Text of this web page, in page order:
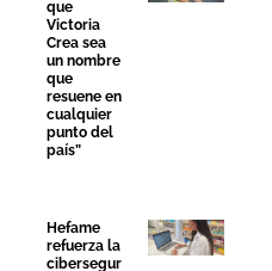
que
Victoria
Crea sea
un nombre
que
resuene en
cualquier
punto del
país”
Hefame
refuerza la
cibersegur